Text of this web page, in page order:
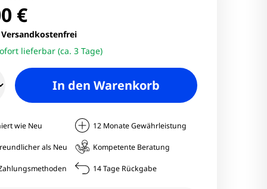
€
Versandkostenfrei
lieferbar (ca. 3 Tage)
In den Warenkorb
wie Neu 12 Monate Gewährleistung
als Neu Kompetente Beratung
14 Tage Rückgabe